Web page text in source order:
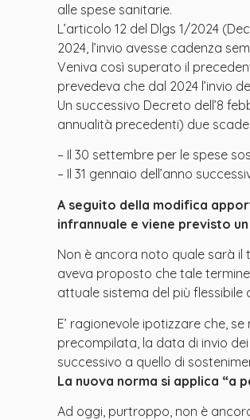
alle spese sanitarie.
L’articolo 12 del Dlgs 1/2024
2024, l’invio avesse cadenza
Veniva così superato il
prevedeva che dal 2024 l’invio
Un successivo Decreto dell’8
annualità precedenti) due
– Il 30 settembre per le spese
– Il 31 gennaio dell’anno
A seguito della modifica
infrannuale e viene previsto
Non è ancora noto quale sarà il
aveva proposto che tale
attuale sistema del più
E’ ragionevole ipotizzare che,
precompilata, la data di invio
successivo a quello di
La nuova norma si applica “a
Ad oggi, purtroppo, non è